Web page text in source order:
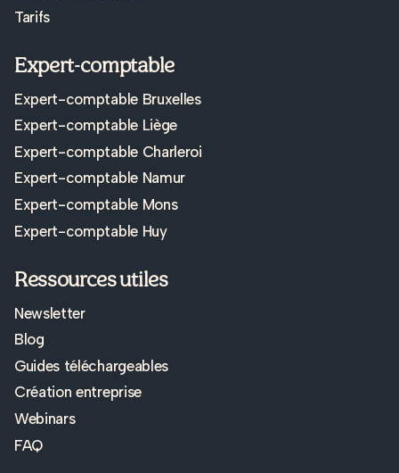
Tarifs
Expert-comptable
Expert-comptable Bruxelles
Expert-comptable Liège
Expert-comptable Charleroi
Expert-comptable Namur
Expert-comptable Mons
Expert-comptable Huy
Ressources utiles
Newsletter
Blog
Guides téléchargeables
Création entreprise
Webinars
FAQ